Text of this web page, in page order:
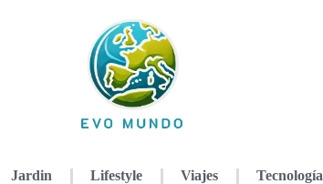
Jardin Lifestyle Viajes Tecnología